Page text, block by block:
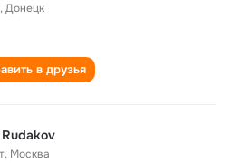
,Донецк
в друзья
Rudakov
, Москва